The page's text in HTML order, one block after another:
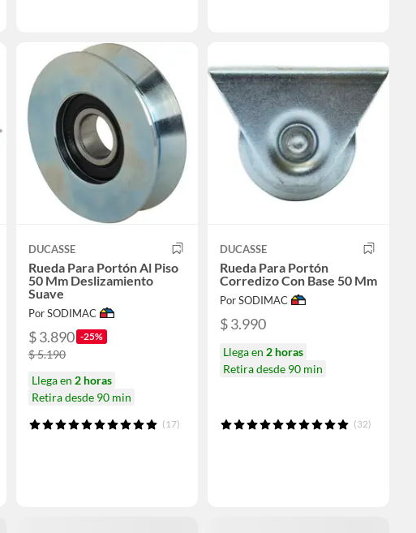
DUCASSE
Rueda Para Portón Al Piso
50 Mm Deslizamiento
Suave
Por SODIMAC
$ 3.890 -25%
$ 5.190
Llega en 2 horas
Retira desde 90 min
(17)
DUCASSE
Rueda Para Portón
Corredizo Con Base 50 Mm
Por SODIMAC
$ 3.990
Llega en 2 horas
Retira desde 90 min
(32)